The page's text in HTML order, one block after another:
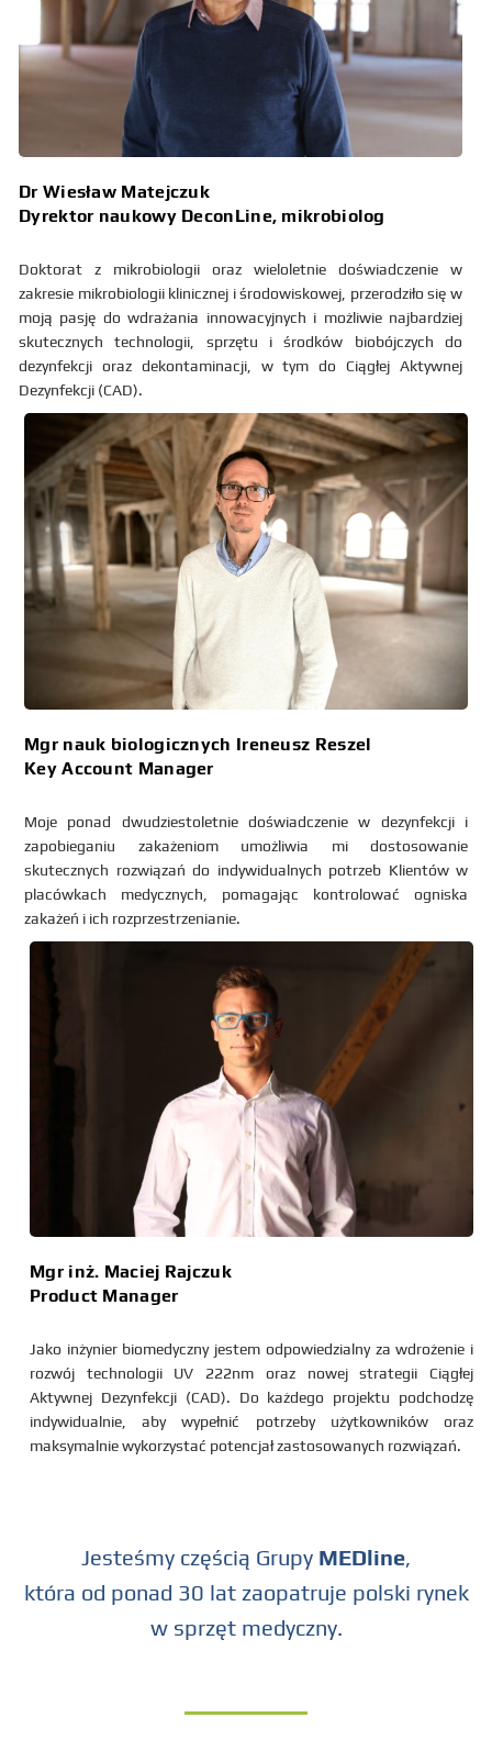
Dr Wiesław Matejczuk
Dyrektor naukowy DeconLine, mikrobiolog
Doktorat z mikrobiologii oraz wieloletnie doświadczenie w
zakresie mikrobiologii klinicznej i środowiskowej, przerodziło się w
moją pasję do wdrażania innowacyjnych i możliwie najbardziej
skutecznych technologii, sprzętu i środków biobójczych do
dezynfekcji oraz dekontaminacji, w tym do Ciągłej Aktywnej
Dezynfekcji (CAD).
Mgr nauk biologicznych Ireneusz Reszel
Key Account Manager
Moje ponad dwudziestoletnie doświadczenie w dezynfekcji i
zapobieganiu zakażeniom umożliwia mi dostosowanie
skutecznych rozwiązań do indywidualnych potrzeb Klientów w
placówkach medycznych, pomagając kontrolować ogniska
zakażeń i ich rozprzestrzenianie.
Mgr inż. Maciej Rajczuk
Product Manager
Jako inżynier biomedyczny jestem odpowiedzialny za wdrożenie i
rozwój technologii UV 222nm oraz nowej strategii Ciągłej
Aktywnej Dezynfekcji (CAD). Do każdego projektu podchodzę
indywidualnie, aby wypełnić potrzeby użytkowników oraz
maksymalnie wykorzystać potencjał zastosowanych rozwiązań.
Jesteśmy częścią Grupy MEDline,
która od ponad 30 lat zaopatruje polski rynek
w sprzęt medyczny.